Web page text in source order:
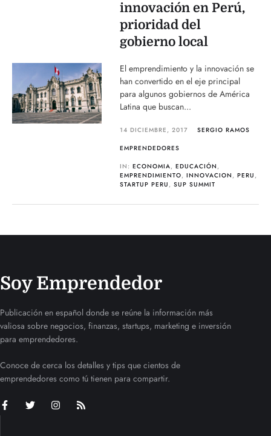
innovación en Perú,
prioridad del
gobierno local
El emprendimiento y la innovación se
han convertido en el eje principal
para algunos gobiernos de América
Latina que buscan...
14 DICIEMBRE, 2017
SERGIO RAMOS
EMPRENDEDORES
IN:ECONOMIA,EDUCACIÓN ,
EMPRENDIMIENTO,INNOVACION ,PERU ,
STARTUP PERU ,SUP SUMMIT
Soy Emprendedor
Publicación en español donde se reúne la información más
valiosa sobre negocios, finanzas, startups, marketing e inversión
para emprendedores.
Conoce de cerca los detalles y tips que cientos de
emprendedores como tú tienen para compartir.